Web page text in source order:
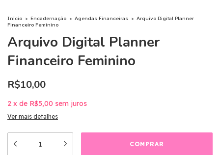
Início > Encadernação > Agendas Financeiras > Arquivo Digital Planner
Financeiro Feminino
Arquivo Digital Planner
Financeiro Feminino
R$10,00
2 x de R$5,00 sem juros
Ver mais detalhes